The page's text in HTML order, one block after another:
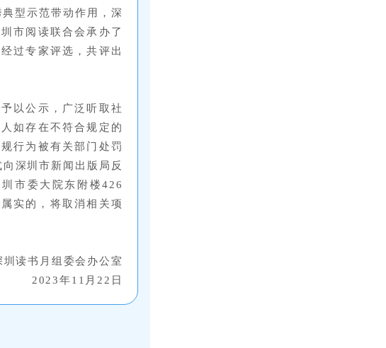
型示范带动作用，深
市阅读联合会承办了
过专家评选，共评出
以公示，广泛听取社
如存在不符合规定的
行为被有关部门处罚
深圳市新闻出版局反
市委大院东附楼426
实的，将取消相关项
圳读书月组委会办公室
2023年11月22日